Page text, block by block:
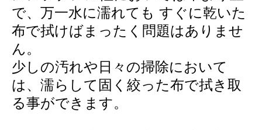
で、万一水に濡れても すぐに乾いた
布で拭けばまったく問題はありませ
ん。
少しの汚れや日々の掃除において
は、濡らして固く絞った布で拭き取
る事ができます。